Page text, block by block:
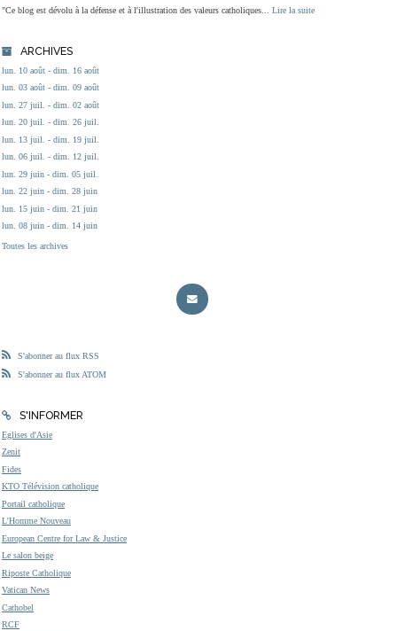
"Ce blog est dévolu à la défense et à l'illustration des valeurs catholiques... Lire la suite
ARCHIVES
lun. 10 août - dim. 16 août
lun. 03 août - dim. 09 août
lun. 27 juil. - dim. 02 août
lun. 20 juil. - dim. 26 juil.
lun. 13 juil. - dim. 19 juil.
lun. 06 juil. - dim. 12 juil.
lun. 29 juin - dim. 05 juil.
lun. 22 juin - dim. 28 juin
lun. 15 juin - dim. 21 juin
lun. 08 juin - dim. 14 juin
Toutes les archives
S'abonner au flux RSS
S'abonner au flux ATOM
S'INFORMER
Eglises d'Asie
Zenit
Fides
KTO Télévision catholique
Portail catholique
L'Homme Nouveau
European Centre for Law & Justice
Le salon beige
Riposte Catholique
Vatican News
Cathobel
RCF